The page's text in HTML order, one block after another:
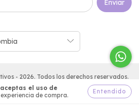
aceptas el uso de
de compra.
Entendido
- 2026. Todos los derechos reservados.